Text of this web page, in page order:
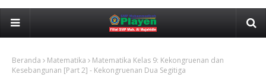
Beranda Matematika
Matematika Kelas 9: Kekongruenan dan
Kesebangunan [Part 2] - Kekongruenan Dua Segitiga